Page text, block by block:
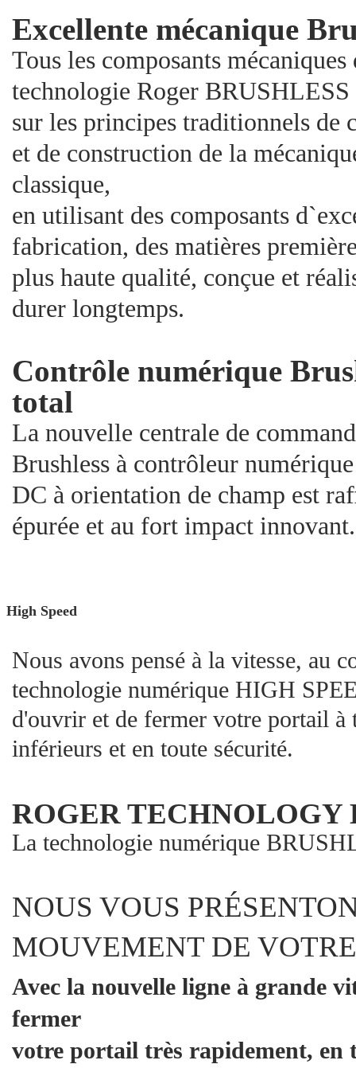
Excellente mécanique
Tous les composants mécaniques
technologie Roger BRUSHLESS
sur les principes traditionnels de
et de construction de la
classique,
en utilisant des composants
fabrication, des matières
plus haute qualité, conçue et
durer longtemps.
Contrôle numérique
total
La nouvelle centrale de
Brushless à contrôleur
DC à orientation de champ est
épurée et au fort impact innovant.
High Speed
Nous avons pensé à la vitesse, au
technologie numérique HIGH
d'ouvrir et de fermer votre portail à
inférieurs et en toute sécurité.
ROGER TECHNOLOGY
La technologie numérique
NOUS VOUS
MOUVEMENT DE
Avec la nouvelle ligne à grande
fermer
votre portail très rapidement, en